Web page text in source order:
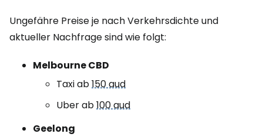
Ungefähre Preise je nach Verkehrsdichte und
aktueller Nachfrage sind wie folgt:
Melbourne CBD
Taxi ab150 aud
Uber ab100 aud
Geelong